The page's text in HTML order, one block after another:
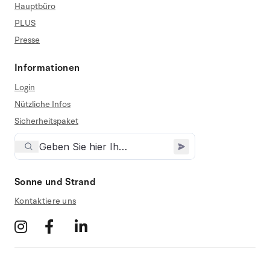
Hauptbüro
PLUS
Presse
Informationen
Login
Nützliche Infos
Sicherheitspaket
Sonne und Strand
Kontaktiere uns